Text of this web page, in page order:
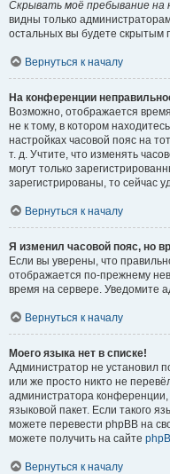
Скрывать моё пребывание на
видны только
остальных вы будете скрытым
Вернуться к началу
На конференции
Возможно, отображается
не к тому, в котором
настройках часовой пояс на
т. д. Учтите, что изменять
могут только
зарегистрированы, то сейчас
Вернуться к началу
Я изменил часовой пояс, но
Если вы уверены, что
отображается по-прежнему
время на сервере. Уведомите
Вернуться к началу
Моего языка нет в списке!
Администратор не установил
или же просто никто не
администратора
языковой пакет. Если такого
можете перевести phpBB на
можете получить на сайте
Вернуться к началу